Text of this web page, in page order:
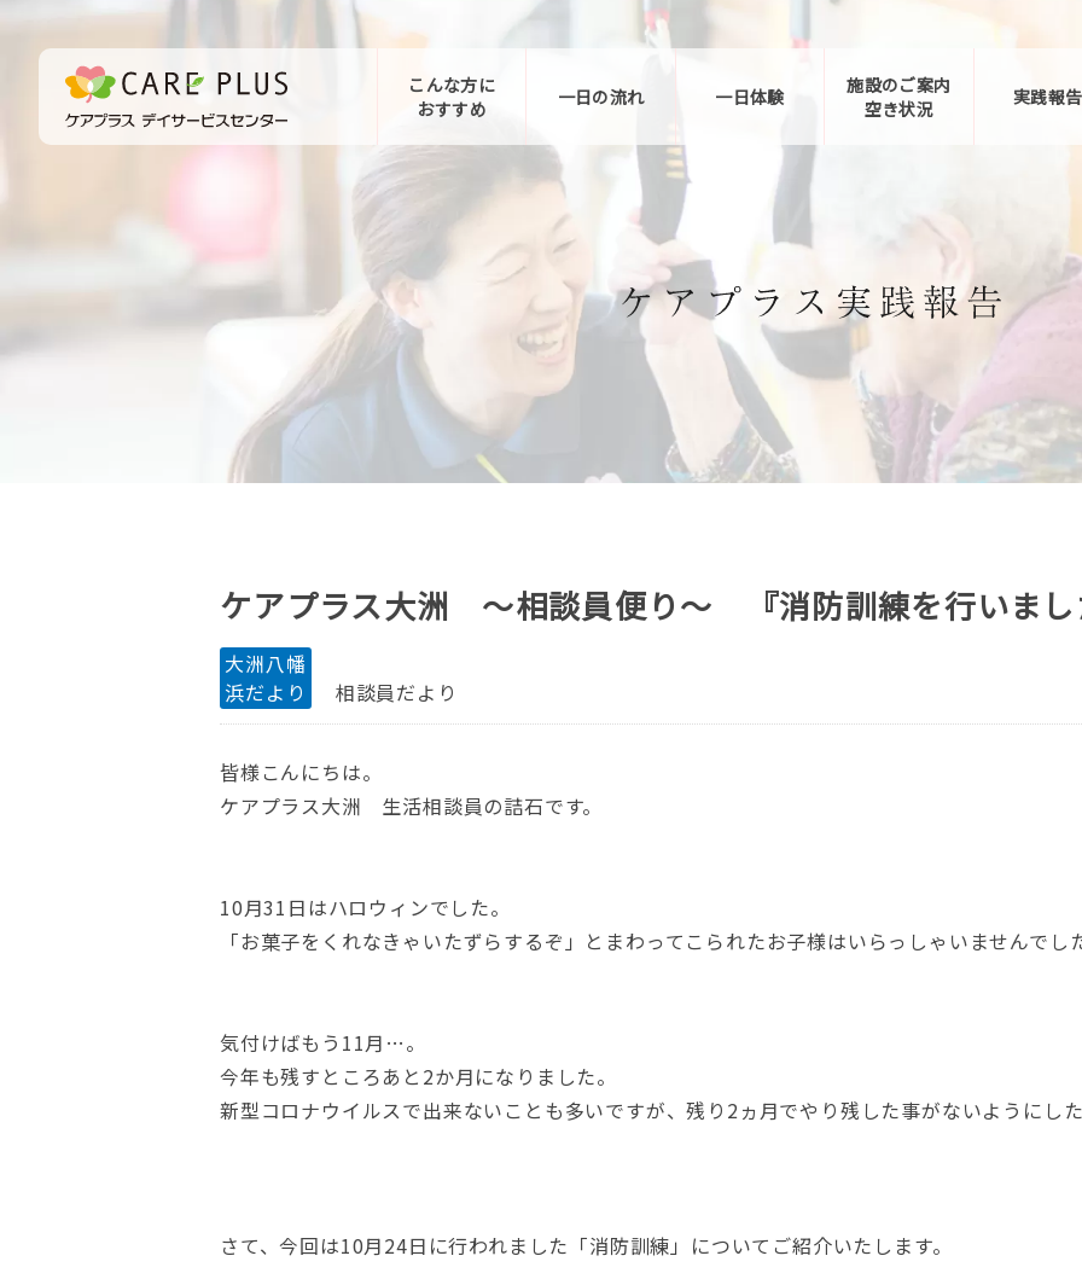
こんな方に
おすすめ
一日の流れ 一日体験
施設のご案内
空き状況
実践報告
お問い合わせ
ケアプラス大洲 ～相談員便り～ 『消防訓練を行いまし
大洲八幡
浜だより
相談員だより
皆様こんにちは。
ケアプラス大洲 生活相談員の詰石です。
10月31日はハロウィンでした。
「お菓子をくれなきゃいたずらするぞ」とまわってこられたお子様はいらっしゃいませんでし
気付けばもう11月…。
今年も残すところあと2か月になりました。
新型コロナウイルスで出来ないことも多いですが、残り2ヵ月でやり残した事がないようにした
さて、今回は10月24日に行われました「消防訓練」についてご紹介いたします。